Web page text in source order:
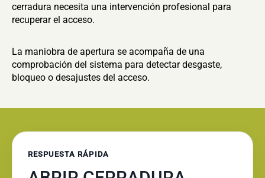
cerradura necesita una intervención profesional para
recuperar el acceso.
La maniobra de apertura se acompaña de una
comprobación del sistema para detectar desgaste,
bloqueo o desajustes del acceso.
RESPUESTA RÁPIDA